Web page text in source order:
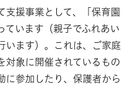
支援事業として、「保育園
ています（親子でふれあい
います）。これは、ご家庭
対象に開催されているもの
に参加したり、保護者から